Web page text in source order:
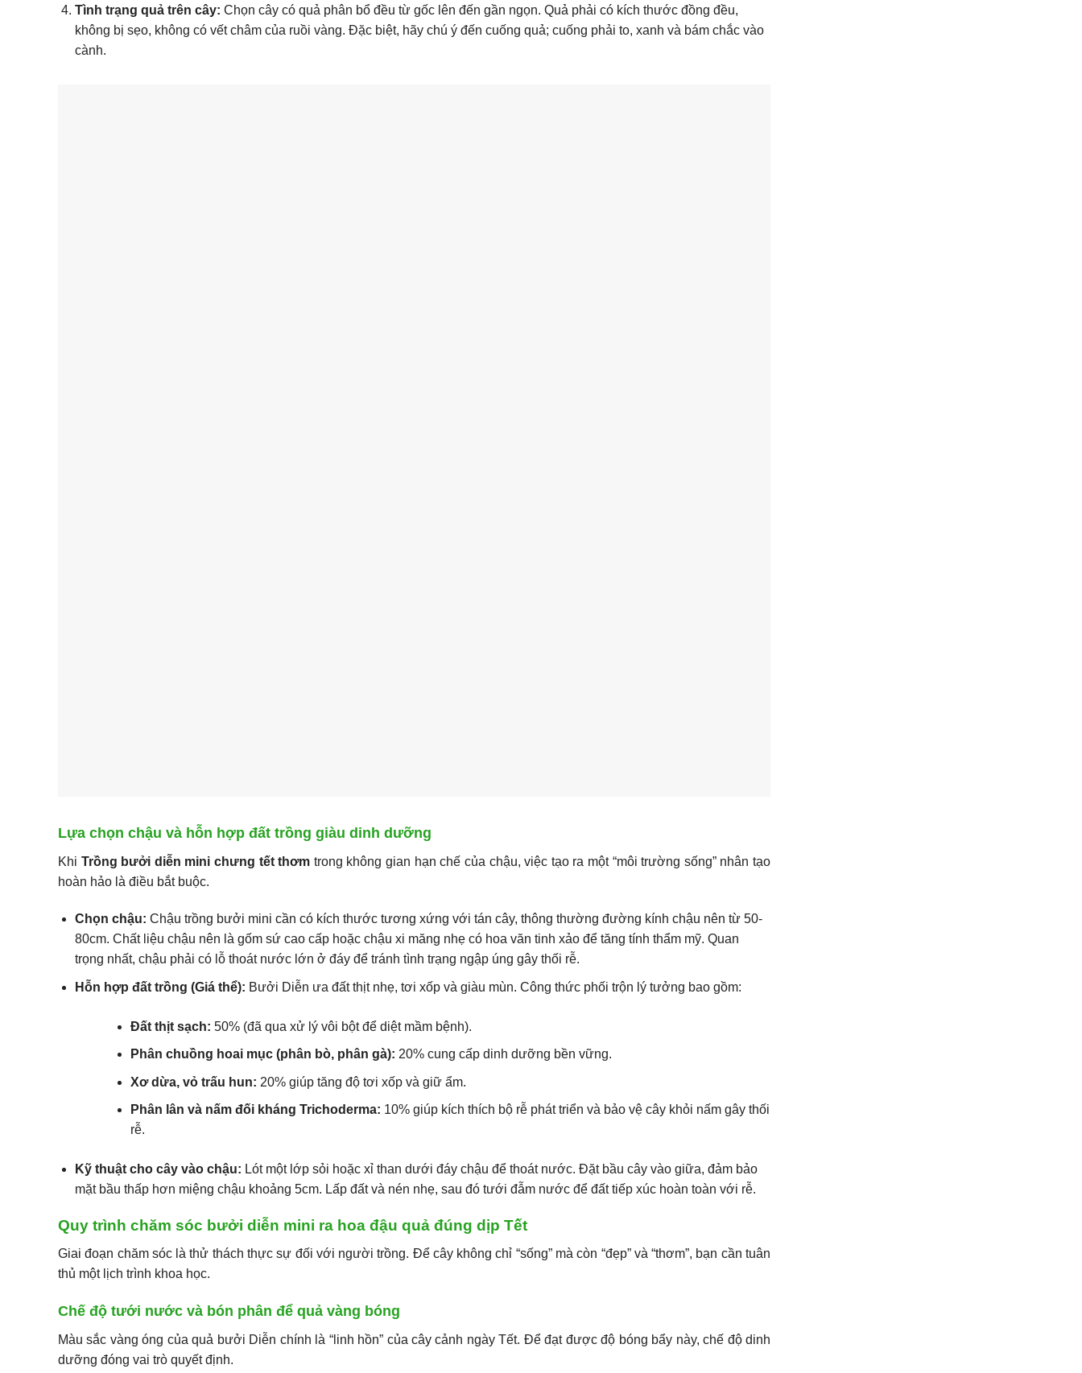
Tình trạng quả trên cây: Chọn cây có quả phân bổ đều từ gốc lên đến gần ngọn. Quả phải có kích thước đồng đều,
không bị sẹo, không có vết châm của ruồi vàng. Đặc biệt, hãy chú ý đến cuống quả; cuống phải to, xanh và bám chắc vào
cành.
Lựa chọn chậu và hỗn hợp đất trồng giàu dinh dưỡng
Khi Trồng bưởi diễn mini chưng tết thơm trong không gian hạn chế của chậu, việc tạo ra một “môi trường sống” nhân tạo
hoàn hảo là điều bắt buộc.
Chọn chậu: Chậu trồng bưởi mini cần có kích thước tương xứng với tán cây, thông thường đường kính chậu nên từ 50-
80cm. Chất liệu chậu nên là gốm sứ cao cấp hoặc chậu xi măng nhẹ có hoa văn tinh xảo để tăng tính thẩm mỹ. Quan
trọng nhất, chậu phải có lỗ thoát nước lớn ở đáy để tránh tình trạng ngập úng gây thối rễ.
Hỗn hợp đất trồng (Giá thể): Bưởi Diễn ưa đất thịt nhẹ, tơi xốp và giàu mùn. Công thức phối trộn lý tưởng bao gồm:
Đất thịt sạch: 50% (đã qua xử lý vôi bột để diệt mầm bệnh).
Phân chuồng hoai mục (phân bò, phân gà): 20% cung cấp dinh dưỡng bền vững.
Xơ dừa, vỏ trấu hun: 20% giúp tăng độ tơi xốp và giữ ẩm.
Phân lân và nấm đối kháng Trichoderma: 10% giúp kích thích bộ rễ phát triển và bảo vệ cây khỏi nấm gây thối
rễ.
Kỹ thuật cho cây vào chậu: Lót một lớp sỏi hoặc xỉ than dưới đáy chậu để thoát nước. Đặt bầu cây vào giữa, đảm bảo
mặt bầu thấp hơn miệng chậu khoảng 5cm. Lấp đất và nén nhẹ, sau đó tưới đẫm nước để đất tiếp xúc hoàn toàn với rễ.
Quy trình chăm sóc bưởi diễn mini ra hoa đậu quả đúng dịp Tết
Giai đoạn chăm sóc là thử thách thực sự đối với người trồng. Để cây không chỉ “sống” mà còn “đẹp” và “thơm”, bạn cần tuân
thủ một lịch trình khoa học.
Chế độ tưới nước và bón phân để quả vàng bóng
Màu sắc vàng óng của quả bưởi Diễn chính là “linh hồn” của cây cảnh ngày Tết. Để đạt được độ bóng bẩy này, chế độ dinh
dưỡng đóng vai trò quyết định.